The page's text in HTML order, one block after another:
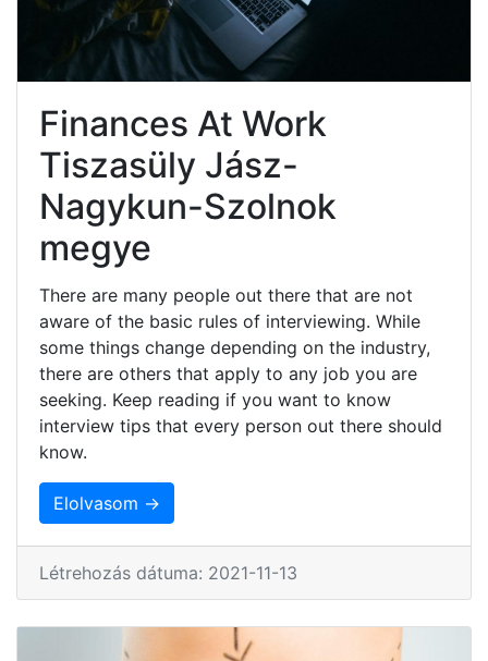
Finances At Work
Tiszasüly Jász-
Nagykun-Szolnok
megye
There are many people out there that are not
aware of the basic rules of interviewing. While
some things change depending on the industry,
there are others that apply to any job you are
seeking. Keep reading if you want to know
interview tips that every person out there should
know.
Elolvasom →
Létrehozás dátuma: 2021-11-13